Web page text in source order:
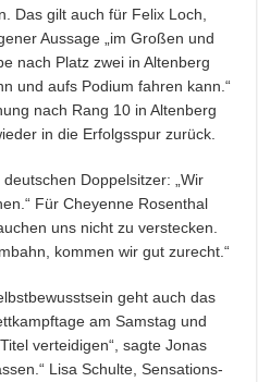
Das gilt auch für Felix Loch,
Aussage „im Großen und
nach Platz zwei in Altenberg
und aufs Podium fahren kann.“
nach Rang 10 in Altenberg
in die Erfolgsspur zurück.
Doppelsitzer: „Wir
Für Cheyenne Rosenthal
uns nicht zu verstecken.
kommen wir gut zurecht.“
geht auch das
am Samstag und
verteidigen“, sagte Jonas
Lisa Schulte, Sensations-